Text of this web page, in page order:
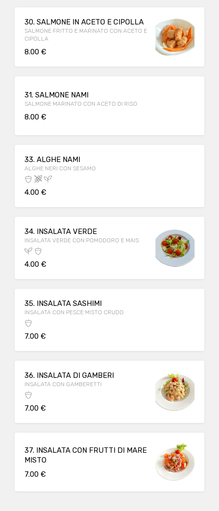
30. SALMONE IN ACETO E CIPOLLA
SALMONE FRITTO E MARINATO CON ACETO E
CIPOLLA
8.00 €
31. SALMONE NAMI
SALMONE MARINATO CON ACETO DI RISO
8.00 €
33. ALGHE NAMI
ALGHE NERI CON SESAMO
4.00 €
34. INSALATA VERDE
INSALATA VERDE CON POMODORO E MAIS
4.00 €
35. INSALATA SASHIMI
INSALATA CON PESCE MISTO CRUDO
7.00 €
36. INSALATA DI GAMBERI
INSALATA CON GAMBERETTI
7.00 €
37. INSALATA CON FRUTTI DI MARE
MISTO
7.00 €